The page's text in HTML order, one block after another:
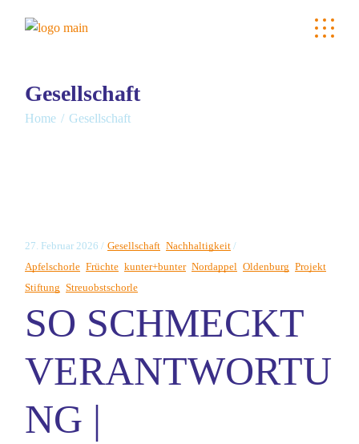
Inhalt
Gesellschaft
Home Gesellschaft
27. Februar 2026 Gesellschaft Nachhaltigkeit
Apfelschorle Früchte kunter+bunter Nordappel Oldenburg Projekt
Stiftung Streuobstschorle
SO SCHMECKT
VERANTWORTU
NG |